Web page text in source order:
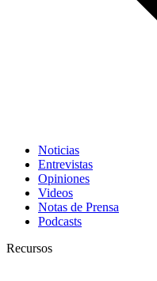
Noticias
Entrevistas
Opiniones
Videos
Notas de Prensa
Podcasts
Recursos